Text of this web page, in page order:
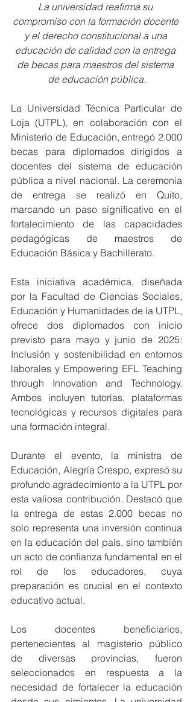
La universidad reafirma su
compromiso con la formación docente
y el derecho constitucional a una
educación de calidad con la entrega
de becas para maestros del sistema
de educación pública.
La Universidad Técnica Particular de
Loja (UTPL), en colaboración con el
Ministerio de Educación, entregó 2.000
becas para diplomados dirigidos a
docentes del sistema de educación
pública a nivel nacional. La ceremonia
de entrega se realizó en Quito,
marcando un paso significativo en el
fortalecimiento de las capacidades
pedagógicas de maestros de
Educación Básica y Bachillerato.
Esta iniciativa académica, diseñada
por la Facultad de Ciencias Sociales,
Educación y Humanidades de la UTPL,
ofrece dos diplomados con inicio
previsto para mayo y junio de 2025:
Inclusión y sostenibilidad en entornos
laborales y Empowering EFL Teaching
through Innovation and Technology.
Ambos incluyen tutorías, plataformas
tecnológicas y recursos digitales para
una formación integral.
Durante el evento, la ministra de
Educación, Alegría Crespo, expresó su
profundo agradecimiento a la UTPL por
esta valiosa contribución. Destacó que
la entrega de estas 2.000 becas no
solo representa una inversión continua
en la educación del país, sino también
un acto de confianza fundamental en el
rol de los educadores, cuya
preparación es crucial en el contexto
educativo actual.
Los docentes beneficiarios,
pertenecientes al magisterio público
de diversas provincias, fueron
seleccionados en respuesta a la
necesidad de fortalecer la educación